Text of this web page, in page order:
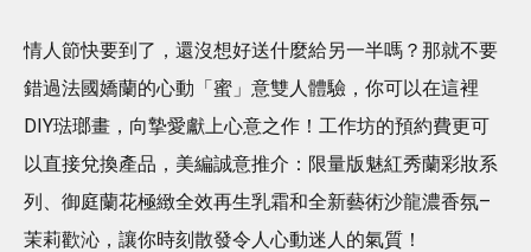
情人節快要到了，還沒想好送什麼給另一半嗎？那就不要
錯過法國嬌蘭的心動「蜜」意雙人體驗，你可以在這裡
DIY琺瑯畫，向摯愛獻上心意之作！工作坊的預約費更可
以直接兌換產品，美編誠意推介：限量版魅紅秀蘭彩妝系
列、御庭蘭花極緻全效再生乳霜和全新藝術沙龍濃香氛–
茉莉歡沁，讓你時刻散發令人心動迷人的氣質！